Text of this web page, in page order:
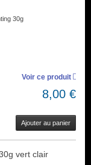
30g
Voir ce produit
8,00 €
Ajouter au panier
vert clair